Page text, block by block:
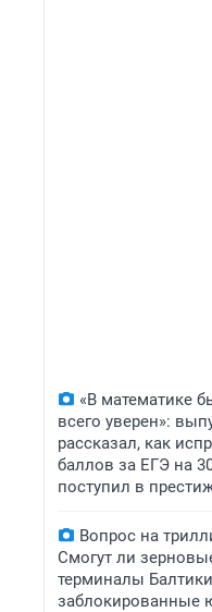
«В математике
всего уверен»:
рассказал, как
баллов за ЕГЭ на
поступил в
Вопрос на
Смогут ли
терминалы
заблокированные